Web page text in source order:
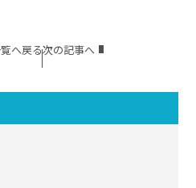
へ戻る次の記事へ